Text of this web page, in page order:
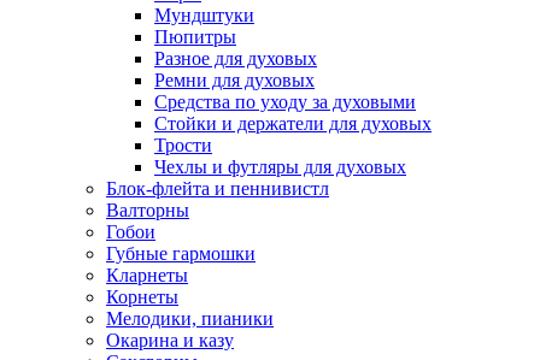
Мундштуки
Пюпитры
Разное для духовых
Ремни для духовых
Средства по уходу за духовыми
Стойки и держатели для духовых
Трости
Чехлы и футляры для духовых
Блок-флейта и пеннивистл
Валторны
Гобои
Губные гармошки
Кларнеты
Корнеты
Мелодики, пианики
Окарина и казу